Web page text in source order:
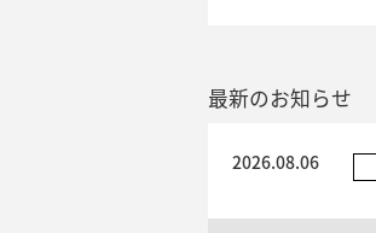
最新のお知らせ
2026.08.06